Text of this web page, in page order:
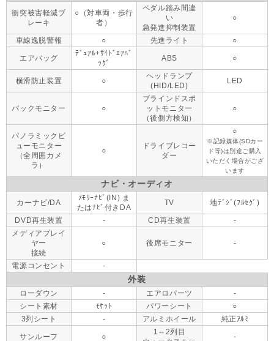
衝突被害軽減ブ
レーキ
○（対車両・歩行
者）
ペダル踏み間違
い
急発進抑制装置
○
車線逸脱警報 ○ 先進ライト ○
エアバッグ
ﾃﾞｭｱﾙ+ｻｲﾄﾞｴｱﾊﾞ
ｯｸﾞ
ABS ○
横滑防止装置 ○
ヘッドランプ
(HID/LED)
LED
バックモニター ○
ブラインドスポ
ットモニター
（後側方検知）
○
パノラミックビ
ューモニター
（全周囲カメ
ラ）
○
ドライブレコー
ダー
○
※記録媒体(SDカー
ド等)は別途ご購入
いただく場合がござ
います
ナビ・オーディオ
カーナビ/DA
ﾒﾓﾘｰﾅﾋﾞ(IN) ま
たはﾅﾋﾞ付きDA
TV 地ﾃﾞｼﾞ(ﾌﾙｾｸﾞ)
DVD再生装置 - CD再生装置
-
メディアプレイ
ヤー
接続
○ 後席モニター -
電源コンセント -
外装
ローダウン - エアロパーツ
-
シート素材
ﾓｹｯﾄ パワーシート
○
3列シート
- アルミホイール 純正ｱﾙﾐ
サンルーフ ○
1⇔2列目
-